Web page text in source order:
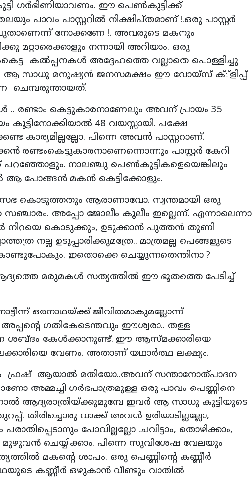
ഗര്‍ഭിണിയാവണം. ഈ പെണ്‍കുട്ടിക്ക്
പാവം പാസ്റ്ററില്‍ നിക്ഷിപ്തമാണ് !.ഒരു പാസ്റ്റര്‍
നോക്കണേ !. അവരുടെ മകനും
മറ്റാരെക്കാളും നന്നായി അറിയാം. ഒരു
കല്‍പ്പനകള്‍ അദ്ദേഹത്തെ വല്ലാതെ പൊള്ളിച്ചു
സാധു മനുഷ്യന്‍ ജനസമക്ഷം ഈ വോയ്‌സ് ക്്‌ളിപ്പ്
ചെമ്പരുന്തായത്.
രണ്ടാം കെട്ടുകാരനാണേലും അവന് പ്രായം 35
48 വയസ്സായി. പക്ഷേ
പിന്നെ അവന്‍ പാസ്റ്ററാണ്.
രണ്ടംകെട്ടുകാരനാണെന്നൊന്നും പാസ്റ്റര്‍ കേറി
പറഞ്ഞോളും. നാലഞ്ചു പെണ്‍കുട്ടികളെയെങ്കിലും
ആ പോങ്ങന്‍ മകന്‍ കെട്ടിക്കോളും.
സഭ കൊടുത്തതും ആരാണാവോ. സ്വന്തമായി ഒരു
അപ്പോ ജോലീം കൂലീം ഇല്ലെന്ന്. എന്നാലെന്നാ
നിറയെ കൊടുക്കും, ഉടുക്കാന്‍ പുത്തന്‍ തുണി
നല്ല ഉടുപ്പാരിക്കുമത്രേ.. മാത്രമല്ല പെങ്ങളുടെ
ഇതൊക്കെ ചെയ്യുന്നതെന്തിനാ ?
മരുമകള്‍ സത്യത്തില്‍ ഈ ഭൂതത്തെ പേടിച്ച്
നാട്ടീന്ന് ഒരനാഥയ്ക്ക് ജീവിതമാകുമല്ലോന്ന്
അപ്പന്റെ ഗതികേടെന്തവും ഈശ്വരാ.. തള്ള
ശബ്ദം കേള്‍ക്കാനുണ്ട്. ഈ ആസ്മക്കാരിയെ
വേണം. അതാണ് യഥാര്‍ത്ഥ ലക്ഷ്യം.
ഫ്രഷ് ആയാല്‍ മതിയോ..അവന് സന്താനോത്പാദന
അമ്മച്ചി ഗര്‍ഭപാത്രമുള്ള ഒരു പാവം പെണ്ണിനെ
ആദ്യരാത്രിയ്ക്കുമുമ്പേ ഇവര്‍ ആ സാധു കുട്ടിയുടെ
തിരിച്ചൊരു വാക്ക് അവള്‍ ഉരിയാടില്ലല്ലോ,
പോവില്ലല്ലോ .ചവിട്ടാം, തൊഴിക്കാം,
മുഴുവന്‍ ചെയ്യിക്കാം. പിന്നെ സുവിശേഷ വേലയും
മകന്റെ ശാപം. ഒരു പെണ്ണിന്റെ കണ്ണീര്‍
കണ്ണീര്‍ ഒഴുകാന്‍ വീണ്ടും വാതില്‍